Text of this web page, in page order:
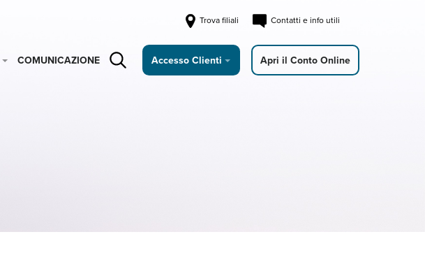
Trova filiali Contatti e info utili
COMUNICAZIONE Accesso Clienti Apri il Conto Online